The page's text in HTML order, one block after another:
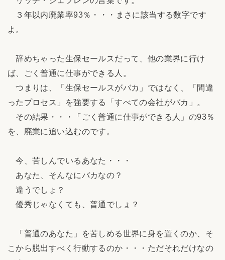
３年以内廃業率93％・・・まさに該当する数字です
よ。
辞めちゃった生保セールスだって、他の業界に行け
ば、ごく普通に仕事ができる人。
つまりは、「生保セールスがバカ」ではなく、「間違
ったプロセス」を強要する「すべての会社がバカ」。
その結果・・・「ごく普通に仕事ができる人」の93％
を、廃業に追い込むのです。
今、苦しんでいるあなた・・・
あなた、そんなにバカなの？
違うでしょ？
優秀じゃなくても、普通でしょ？
「普通のあなた」を苦しめる世界に身を置くのか、そ
こから脱出すべく行動するのか・・・ただそれだけなの